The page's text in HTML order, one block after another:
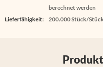
berechnet werden
Lieferfähigkeit:
200.000 Stück/